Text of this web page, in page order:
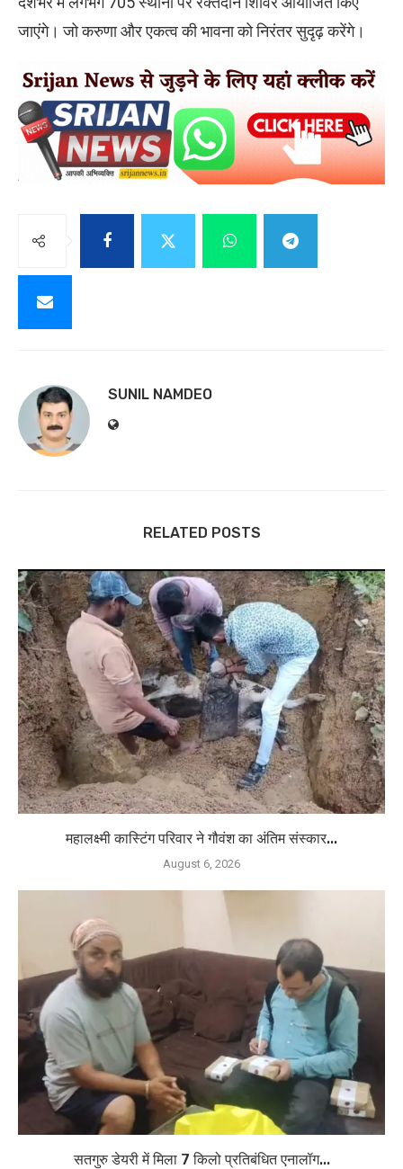
जाएंगे। जो करुणा और एकत्व की भावना को निरंतर सुदृढ़ करेंगे।
SUNIL NAMDEO
RELATED POSTS
महालक्ष्मी कास्टिंग परिवार ने गौवंश का अंतिम संस्कार...
August 6, 2026
सतगुरु डेयरी में मिला 7 किलो प्रतिबंधित एनालॉग...